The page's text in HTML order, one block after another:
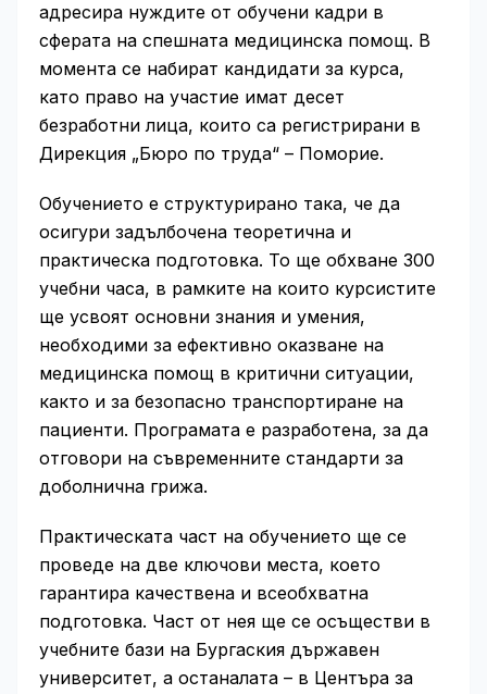
адресира нуждите от обучени кадри в
сферата на спешната медицинска помощ. В
момента се набират кандидати за курса,
като право на участие имат десет
безработни лица, които са регистрирани в
Дирекция „Бюро по труда“ – Поморие.
Обучението е структурирано така, че да
осигури задълбочена теоретична и
практическа подготовка. То ще обхване 300
учебни часа, в рамките на които курсистите
ще усвоят основни знания и умения,
необходими за ефективно оказване на
медицинска помощ в критични ситуации,
както и за безопасно транспортиране на
пациенти. Програмата е разработена, за да
отговори на съвременните стандарти за
доболнична грижа.
Практическата част на обучението ще се
проведе на две ключови места, което
гарантира качествена и всеобхватна
подготовка. Част от нея ще се осъществи в
учебните бази на Бургаския държавен
университет, а останалата – в Центъра за